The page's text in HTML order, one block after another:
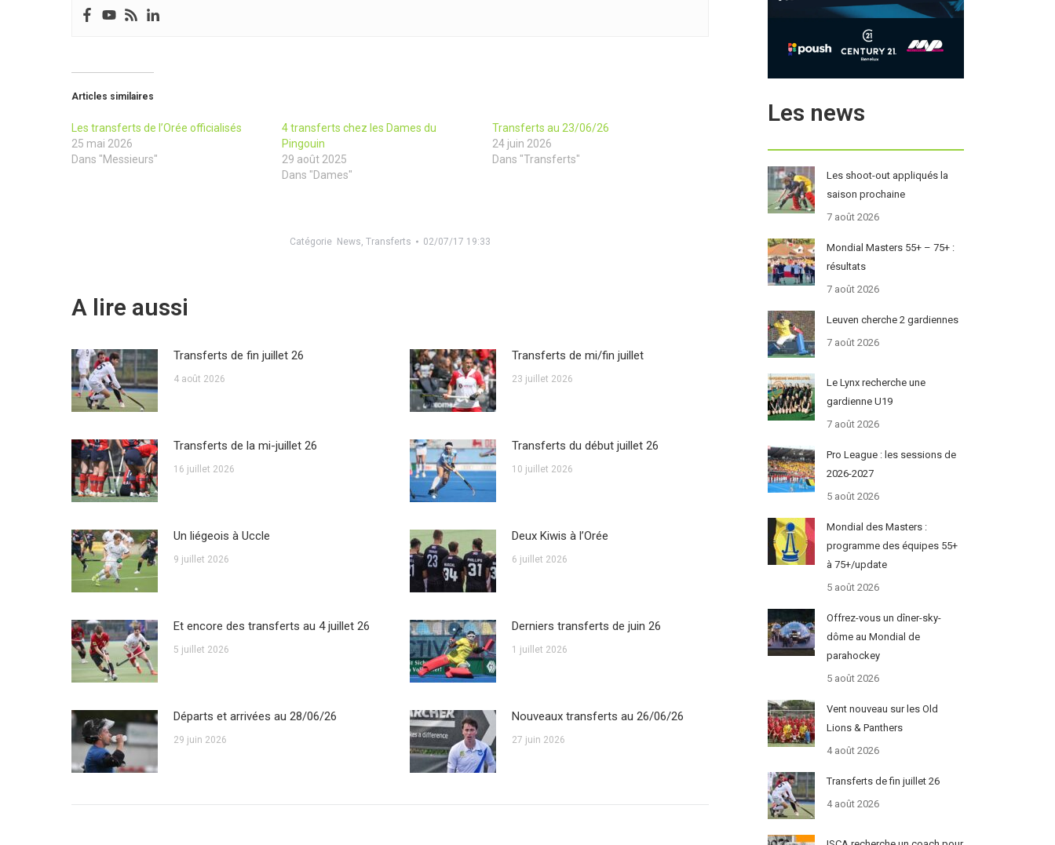
Articles similaires
Les transferts de l’Orée officialisés
25 mai 2026
Dans "Messieurs"
4 transferts chez les Dames du
Pingouin
29 août 2025
Dans "Dames"
Transferts au 23/06/26
24 juin 2026
Dans "Transferts"
Catégorie News Transferts 02/07/17 19:33
A lire aussi
Transferts de fin juillet 26
4 août 2026
Transferts de mi/fin juillet
23 juillet 2026
Transferts de la mi-juillet 26
16 juillet 2026
Transferts du début juillet 26
10 juillet 2026
Un liégeois à Uccle
9 juillet 2026
Deux Kiwis à l’Orée
6 juillet 2026
Et encore des transferts au 4 juillet 26
5 juillet 2026
Derniers transferts de juin 26
1 juillet 2026
Départs et arrivées au 28/06/26
29 juin 2026
Nouveaux transferts au 26/06/26
27 juin 2026
Les news
Les shoot-out appliqués la
saison prochaine
7 août 2026
Mondial Masters 55+ – 75+ :
résultats
7 août 2026
Leuven cherche 2 gardiennes
7 août 2026
Le Lynx recherche une
gardienne U19
7 août 2026
Pro League : les sessions de
2026-2027
5 août 2026
Mondial des Masters :
programme des équipes 55+
à 75+/update
5 août 2026
Offrez-vous un dîner-sky-
dôme au Mondial de
parahockey
5 août 2026
Vent nouveau sur les Old
Lions & Panthers
4 août 2026
Transferts de fin juillet 26
4 août 2026